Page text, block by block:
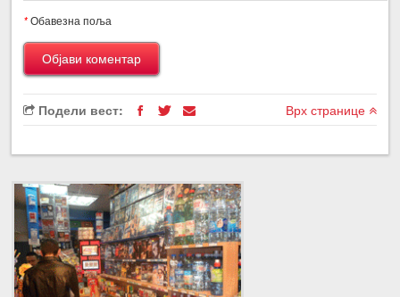
*Обавезна поља
Подели вест: Врх странице